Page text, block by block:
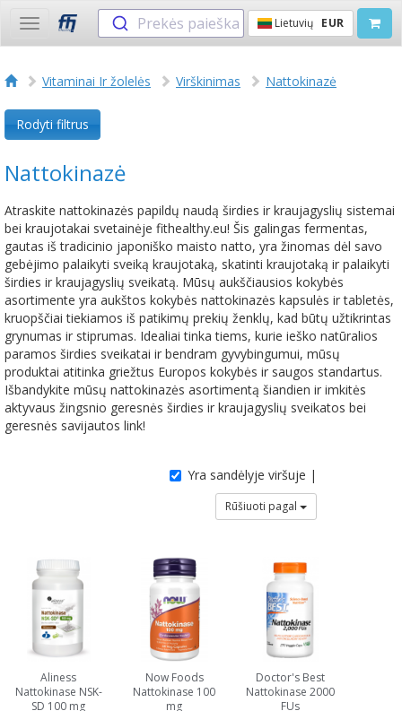
Toggle
navigation
Prekės paieška Lietuvių EUR
Vitaminai Ir žolelės Virškinimas Nattokinazė
Rodyti filtrus
Nattokinazė
Atraskite nattokinazės papildų naudą širdies ir kraujagyslių sistemai
bei kraujotakai svetainėje fithealthy.eu! Šis galingas fermentas,
gautas iš tradicinio japoniško maisto natto, yra žinomas dėl savo
gebėjimo palaikyti sveiką kraujotaką, skatinti kraujotaką ir palaikyti
širdies ir kraujagyslių sveikatą. Mūsų aukščiausios kokybės
asortimente yra aukštos kokybės nattokinazės kapsulės ir tabletės,
kruopščiai tiekiamos iš patikimų prekių ženklų, kad būtų užtikrintas
grynumas ir stiprumas. Idealiai tinka tiems, kurie ieško natūralios
paramos širdies sveikatai ir bendram gyvybingumui, mūsų
produktai atitinka griežtus Europos kokybės ir saugos standartus.
Išbandykite mūsų nattokinazės asortimentą šiandien ir imkitės
aktyvaus žingsnio geresnės širdies ir kraujagyslių sveikatos bei
geresnės savijautos link!
Yra sandėlyje viršuje |
Rūšiuoti pagal
Aliness
Nattokinase NSK-
SD 100 mg
Now Foods
Nattokinase 100
mg
Doctor's Best
Nattokinase 2000
FUs